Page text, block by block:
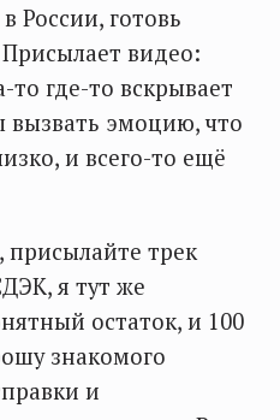
России, готовь
видео:
где-то вскрывает
эмоцию, что
и всего-то ещё
присылайте трек
я тут же
остаток, и 100
знакомого
и